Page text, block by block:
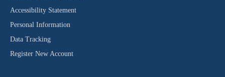
Accessibility Statement
Personal Information
Data Tracking
Register New Account